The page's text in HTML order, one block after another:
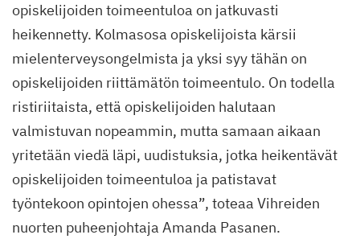
opiskelijoiden toimeentuloa on jatkuvasti
heikennetty. Kolmasosa opiskelijoista kärsii
mielenterveysongelmista ja yksi syy tähän on
opiskelijoiden riittämätön toimeentulo. On todella
ristiriitaista, että opiskelijoiden halutaan
valmistuvan nopeammin, mutta samaan aikaan
yritetään viedä läpi, uudistuksia, jotka heikentävät
opiskelijoiden toimeentuloa ja patistavat
työntekoon opintojen ohessa”, toteaa Vihreiden
nuorten puheenjohtaja Amanda Pasanen.